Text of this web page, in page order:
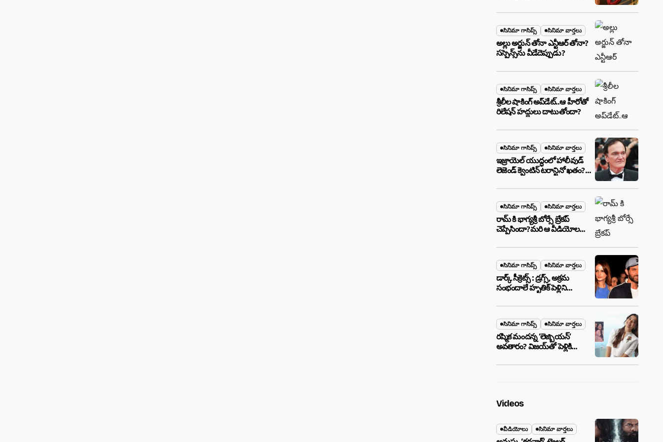
జరుగుతోంది!
సినిమా గాసిప్స్ సినిమా వార్తలు
అల్లు అర్జున్ తోనా ఎన్టీఆర్ తోనా?
సస్పెన్స్‌ను వీడేదెప్పుడు?
సినిమా గాసిప్స్ సినిమా వార్తలు
శ్రీలీల షాకింగ్ అప్‌డేట్..ఆ హీరోతో
రిలేషన్ హద్దులు దాటుతోందా?
సినిమా గాసిప్స్ సినిమా వార్తలు
ఇజ్రాయెల్ యుద్ధంలో హాలీవుడ్
లెజెండ్ క్వెంటిన్ టరాన్టినో ఖతం?
బూడిదయ్యారా? అసలు నిజం
ఇదీ!
సినిమా గాసిప్స్ సినిమా వార్తలు
రామ్ కి భాగ్యశ్రీ బోర్సే బ్రేకప్
చెప్పేసిందా?మరి ఆ వీడియోల
సినిమా గాసిప్స్ సినిమా వార్తలు
డార్క్ సీక్రెట్స్ : డ్రగ్స్, అక్రమ
సంభందాలే హృతిక్ పెళ్లిని
సినిమా గాసిప్స్ సినిమా వార్తలు
రష్మిక మందన్న ‘లెజ్బియన్’
అవతారం? విజయ్‌తో పెళ్లికి
,నిజమేనా?
Videos
వీడియోలు సినిమా వార్తలు